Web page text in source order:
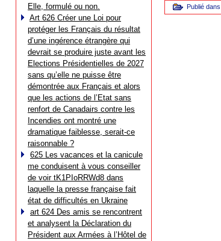
Elle, formulé ou non.
Art 626 Créer une Loi pour
protéger les Français du résultat
d’une ingérence étrangère qui
devrait se produire juste avant les
Elections Présidentielles de 2027
sans qu’elle ne puisse être
démontrée aux Français et alors
que les actions de l’Etat sans
renfort de Canadairs contre les
Incendies ont montré une
dramatique faiblesse, serait-ce
raisonnable ?
625 Les vacances et la canicule
me conduisent à vous conseiller
de voir tK1PIoRRWd8 dans
laquelle la presse française fait
état de difficultés en Ukraine
art 624 Des amis se rencontrent
et analysent la Déclaration du
Président aux Armées à l’Hôtel de
Publié dans